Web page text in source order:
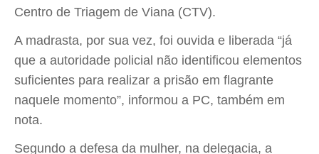
Centro de Triagem de Viana (CTV).
A madrasta, por sua vez, foi ouvida e liberada “já
que a autoridade policial não identificou elementos
suficientes para realizar a prisão em flagrante
naquele momento”, informou a PC, também em
nota.
Segundo a defesa da mulher, na delegacia, a